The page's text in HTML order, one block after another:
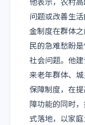
他表示，农村
问题或改善生
金制度在群体
民的急难愁盼
社会问题。他
来老年群体、
保障制度，在
障功能的同时
式落地，以家